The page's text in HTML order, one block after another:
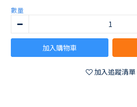
數量
加入購物車
加入追蹤清單